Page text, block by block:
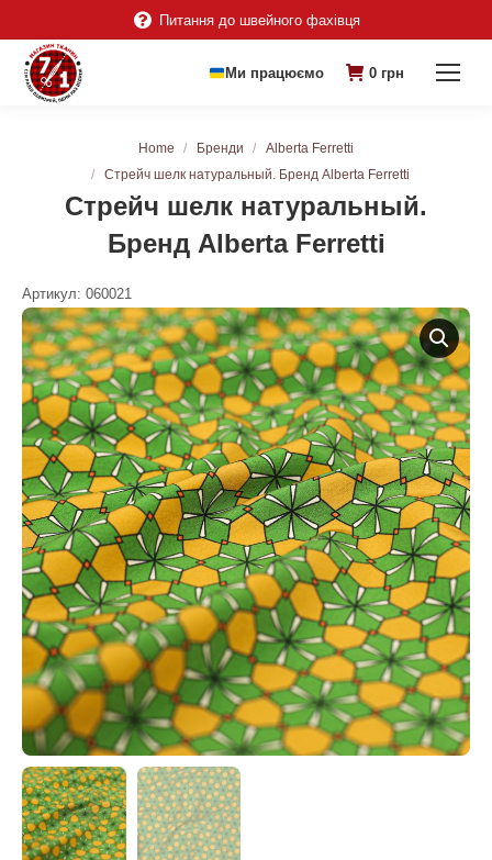
Питання до швейного фахівця
Ми працюємо 0 грн
Стрейч шелк натуральный.
Бренд Alberta Ferretti
Home Бренди
Alberta Ferretti
Стрейч шелк натуральный. Бренд Alberta Ferretti
Артикул: 060021